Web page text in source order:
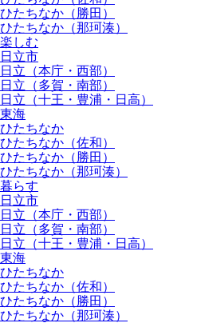
ひたちなか（勝田）
ひたちなか（那珂湊）
楽しむ
日立市
日立（本庁・西部）
日立（多賀・南部）
日立（十王・豊浦・日高）
東海
ひたちなか
ひたちなか（佐和）
ひたちなか（勝田）
ひたちなか（那珂湊）
暮らす
日立市
日立（本庁・西部）
日立（多賀・南部）
日立（十王・豊浦・日高）
東海
ひたちなか
ひたちなか（佐和）
ひたちなか（勝田）
ひたちなか（那珂湊）